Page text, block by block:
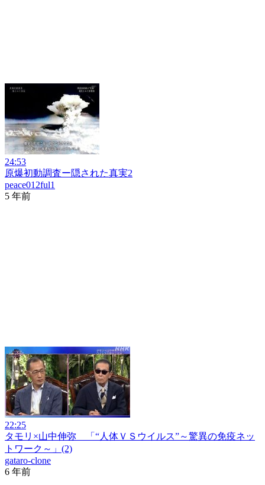
24:53
原爆初動調査ー隠された真実2
peace012ful1
5 年前
22:25
タモリ×山中伸弥 「“人体ＶＳウイルス”～驚異の免疫ネッ
トワーク～」(2)
gataro-clone
6 年前